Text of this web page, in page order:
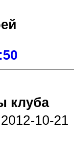
клуба
10-21